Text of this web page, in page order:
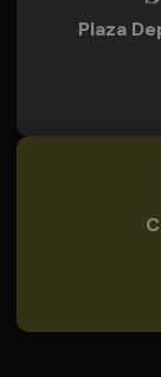
Plaza